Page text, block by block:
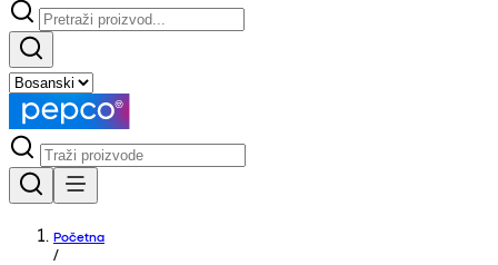
Početna
/